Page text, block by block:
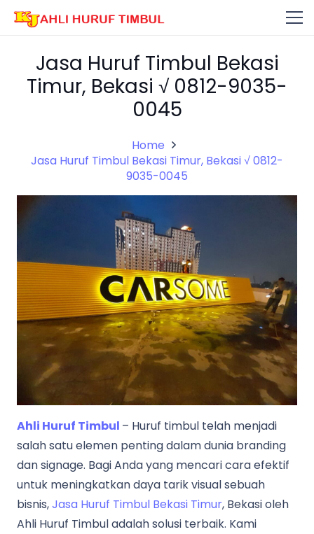
Jasa Huruf Timbul Bekasi
Timur, Bekasi √ 0812-9035-
0045
Home
Jasa Huruf Timbul Bekasi Timur, Bekasi √ 0812-
9035-0045
Ahli Huruf Timbul – Huruf timbul telah menjadi
salah satu elemen penting dalam dunia branding
dan signage. Bagi Anda yang mencari cara efektif
untuk meningkatkan daya tarik visual sebuah
bisnis,Jasa Huruf Timbul Bekasi Timur, Bekasi oleh
Ahli Huruf Timbul adalah solusi terbaik. Kami